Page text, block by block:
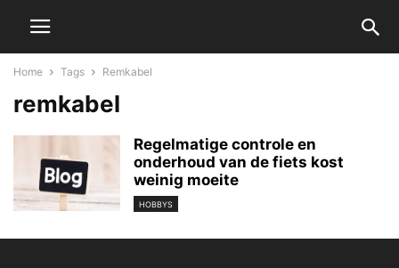
Home Tags Remkabel
remkabel
Regelmatige controle en
onderhoud van de fiets kost
weinig moeite
HOBBYS